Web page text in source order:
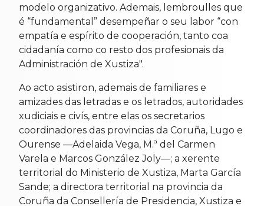
modelo organizativo. Ademais, lembroulles que
é “fundamental” desempeñar o seu labor “con
empatía e espírito de cooperación, tanto coa
cidadanía como co resto dos profesionais da
Administración de Xustiza".
Ao acto asistiron, ademais de familiares e
amizades das letradas e os letrados, autoridades
xudiciais e civís, entre elas os secretarios
coordinadores das provincias da Coruña, Lugo e
Ourense —Adelaida Vega, M.ª del Carmen
Varela e Marcos González Joly—; a xerente
territorial do Ministerio de Xustiza, Marta García
Sande; a directora territorial na provincia da
Coruña da Consellería de Presidencia, Xustiza e